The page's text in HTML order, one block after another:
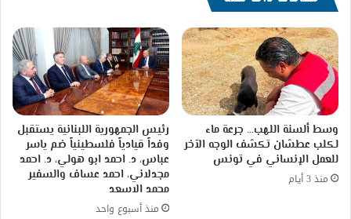
وسط ألسنة اللهب… جرعة ماء
لكلب عطشان تكشف الوجه الآخر
للعمل الإنساني في تونس
منذ 3 أيام
رئيس الجمهورية اللبنانية يستقبل
وفداً قيادياً فلسطينياً ضم ياسر
عباس، د. احمد ابو هولي، د. احمد
مجدلاني، احمد عساف والسفير
محمد الاسعد
منذ أسبوع واحد